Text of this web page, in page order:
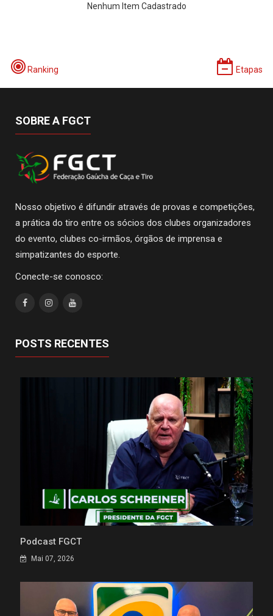
Nenhum Item Cadastrado
Ranking Etapas
SOBRE A FGCT
Nosso objetivo é difundir através de provas e competições,
a prática do tiro entre os sócios dos clubes organizadores
do evento, clubes co-irmãos, órgãos de imprensa e
simpatizantes do esporte.
Conecte-se conosco:
POSTS RECENTES
Podcast FGCT
Mai 07, 2026